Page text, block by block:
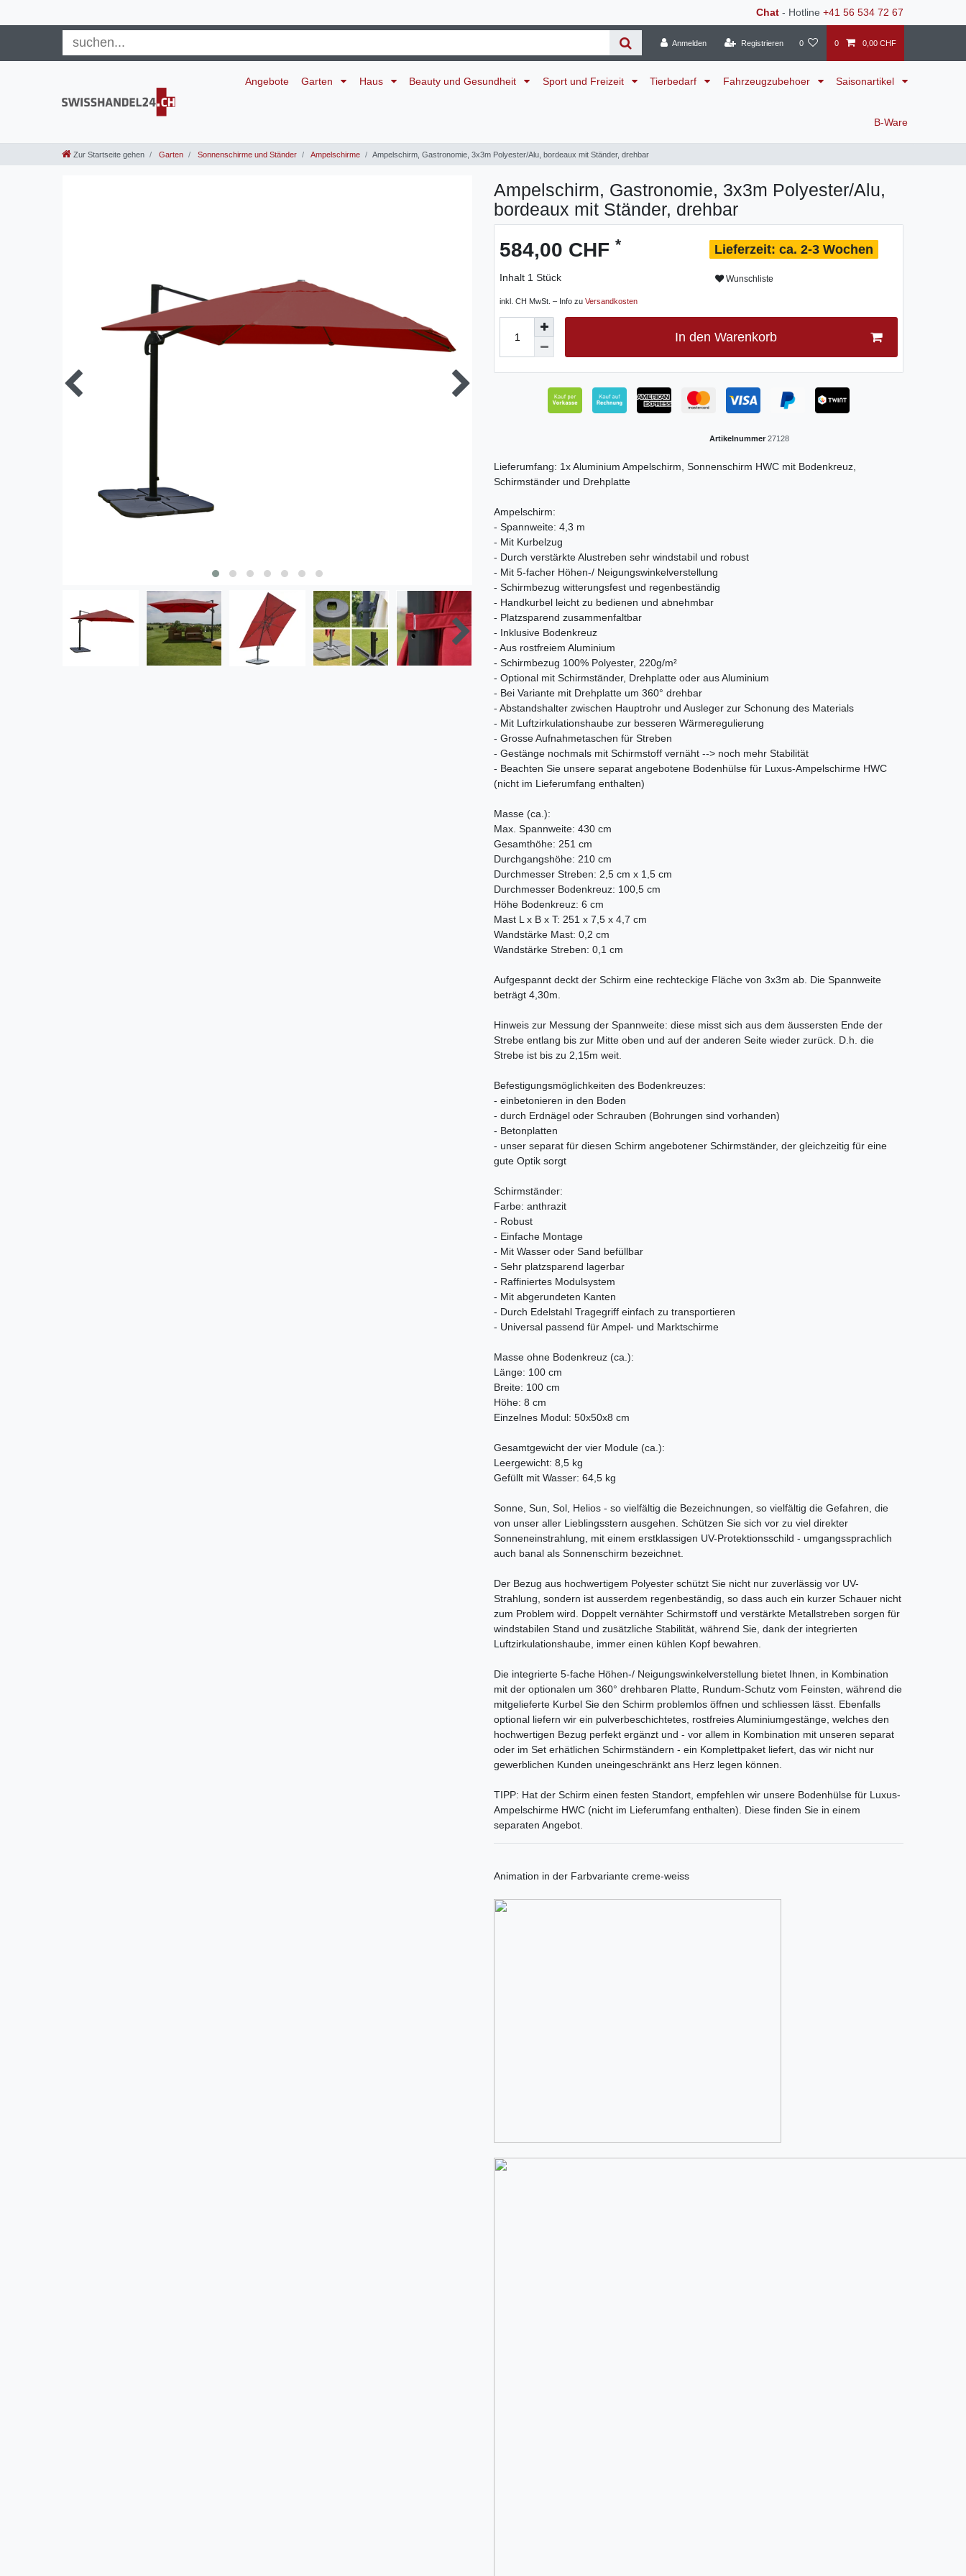
Chat - Hotline +41 56 534 72 67
Anmelden Registrieren 0 0 0,00 CHF
Angebote Garten Haus Beauty und Gesundheit Sport und Freizeit Tierbedarf Fahrzeugzubehoer Saisonartikel
B-Ware
Zur Startseite gehen Garten Sonnenschirme und Ständer Ampelschirme Ampelschirm, Gastronomie, 3x3m Polyester/Alu, bordeaux mit Ständer, drehbar
Ampelschirm, Gastronomie, 3x3m Polyester/Alu,
bordeaux mit Ständer, drehbar
584,00 CHF *
Inhalt 1 Stück
inkl. CH MwSt. – Info zu Versandkosten
ca. 2-3 Wochen
Wunschliste
In den Warenkorb
Artikelnummer 27128
Lieferumfang: 1x Aluminium Ampelschirm, Sonnenschirm HWC mit Bodenkreuz,
Schirmständer und Drehplatte
Ampelschirm:
- Spannweite: 4,3 m
- Mit Kurbelzug
- Durch verstärkte Alustreben sehr windstabil und robust
- Mit 5-facher Höhen-/ Neigungswinkelverstellung
- Schirmbezug witterungsfest und regenbeständig
- Handkurbel leicht zu bedienen und abnehmbar
- Platzsparend zusammenfaltbar
- Inklusive Bodenkreuz
- Aus rostfreiem Aluminium
- Schirmbezug 100% Polyester, 220g/m²
- Optional mit Schirmständer, Drehplatte oder aus Aluminium
- Bei Variante mit Drehplatte um 360° drehbar
- Abstandshalter zwischen Hauptrohr und Ausleger zur Schonung des Materials
- Mit Luftzirkulationshaube zur besseren Wärmeregulierung
- Grosse Aufnahmetaschen für Streben
- Gestänge nochmals mit Schirmstoff vernäht --> noch mehr Stabilität
- Beachten Sie unsere separat angebotene Bodenhülse für Luxus-Ampelschirme HWC
(nicht im Lieferumfang enthalten)
Masse (ca.):
Max. Spannweite: 430 cm
Gesamthöhe: 251 cm
Durchgangshöhe: 210 cm
Durchmesser Streben: 2,5 cm x 1,5 cm
Durchmesser Bodenkreuz: 100,5 cm
Höhe Bodenkreuz: 6 cm
Mast L x B x T: 251 x 7,5 x 4,7 cm
Wandstärke Mast: 0,2 cm
Wandstärke Streben: 0,1 cm
Aufgespannt deckt der Schirm eine rechteckige Fläche von 3x3m ab. Die Spannweite
beträgt 4,30m.
Hinweis zur Messung der Spannweite: diese misst sich aus dem äussersten Ende der
Strebe entlang bis zur Mitte oben und auf der anderen Seite wieder zurück. D.h. die
Strebe ist bis zu 2,15m weit.
Befestigungsmöglichkeiten des Bodenkreuzes:
- einbetonieren in den Boden
- durch Erdnägel oder Schrauben (Bohrungen sind vorhanden)
- Betonplatten
- unser separat für diesen Schirm angebotener Schirmständer, der gleichzeitig für eine
gute Optik sorgt
Schirmständer:
Farbe: anthrazit
- Robust
- Einfache Montage
- Mit Wasser oder Sand befüllbar
- Sehr platzsparend lagerbar
- Raffiniertes Modulsystem
- Mit abgerundeten Kanten
- Durch Edelstahl Tragegriff einfach zu transportieren
- Universal passend für Ampel- und Marktschirme
Masse ohne Bodenkreuz (ca.):
Länge: 100 cm
Breite: 100 cm
Höhe: 8 cm
Einzelnes Modul: 50x50x8 cm
Gesamtgewicht der vier Module (ca.):
Leergewicht: 8,5 kg
Gefüllt mit Wasser: 64,5 kg
Sonne, Sun, Sol, Helios - so vielfältig die Bezeichnungen, so vielfältig die Gefahren, die
von unser aller Lieblingsstern ausgehen. Schützen Sie sich vor zu viel direkter
Sonneneinstrahlung, mit einem erstklassigen UV-Protektionsschild - umgangssprachlich
auch banal als Sonnenschirm bezeichnet.
Der Bezug aus hochwertigem Polyester schützt Sie nicht nur zuverlässig vor UV-
Strahlung, sondern ist ausserdem regenbeständig, so dass auch ein kurzer Schauer nicht
zum Problem wird. Doppelt vernähter Schirmstoff und verstärkte Metallstreben sorgen für
windstabilen Stand und zusätzliche Stabilität, während Sie, dank der integrierten
Luftzirkulationshaube, immer einen kühlen Kopf bewahren.
Die integrierte 5-fache Höhen-/ Neigungswinkelverstellung bietet Ihnen, in Kombination
mit der optionalen um 360° drehbaren Platte, Rundum-Schutz vom Feinsten, während die
mitgelieferte Kurbel Sie den Schirm problemlos öffnen und schliessen lässt. Ebenfalls
optional liefern wir ein pulverbeschichtetes, rostfreies Aluminiumgestänge, welches den
hochwertigen Bezug perfekt ergänzt und - vor allem in Kombination mit unseren separat
oder im Set erhätlichen Schirmständern - ein Komplettpaket liefert, das wir nicht nur
gewerblichen Kunden uneingeschränkt ans Herz legen können.
TIPP: Hat der Schirm einen festen Standort, empfehlen wir unsere Bodenhülse für Luxus-
Ampelschirme HWC (nicht im Lieferumfang enthalten). Diese finden Sie in einem
separaten Angebot.
Animation in der Farbvariante creme-weiss